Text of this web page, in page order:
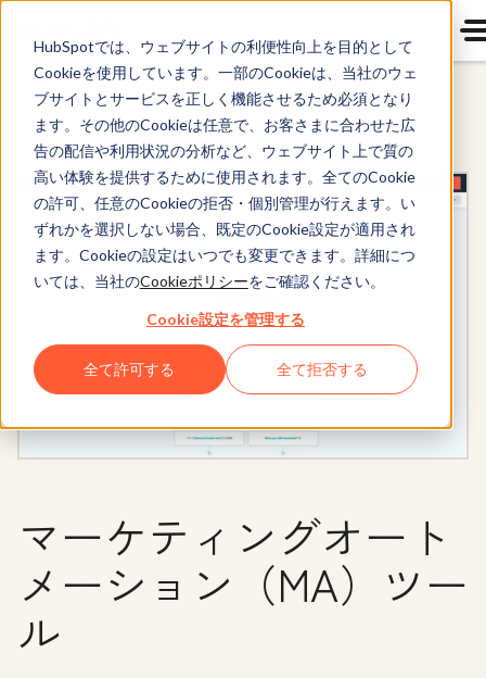
HubSpotでは、ウェブサイトの利便性向上を目的として
Cookieを使用しています。一部のCookieは、当社のウェ
ブサイトとサービスを正しく機能させるため必須となり
ます。その他のCookieは任意で、お客さまに合わせた広
告の配信や利用状況の分析など、ウェブサイト上で質の
高い体験を提供するために使用されます。全てのCookie
の許可、任意のCookieの拒否・個別管理が行えます。い
ずれかを選択しない場合、既定のCookie設定が適用され
ます。Cookieの設定はいつでも変更できます。詳細につ
いては、当社のCookieポリシーをご確認ください。
Cookie設定を管理する
全て許可する 全て拒否する
Marketing Hub
マーケティングオート
メーション（MA）ツー
ル